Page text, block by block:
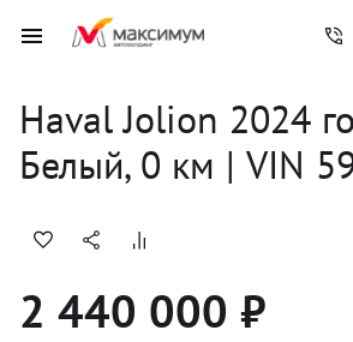
Haval Jolion 2024
Белый, 0 км | VIN
2 440 000 ₽